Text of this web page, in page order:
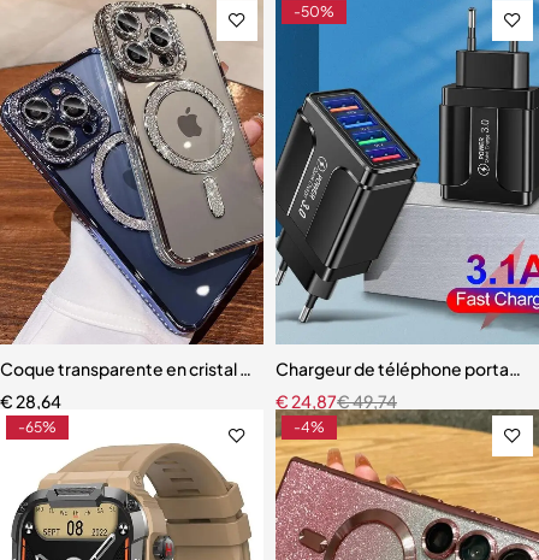
Coque transparente en cristal de diamant pour iPhone
€28,64
-50%
Chargeur de téléphone portable
€49,74
€24,87
-65% -4%